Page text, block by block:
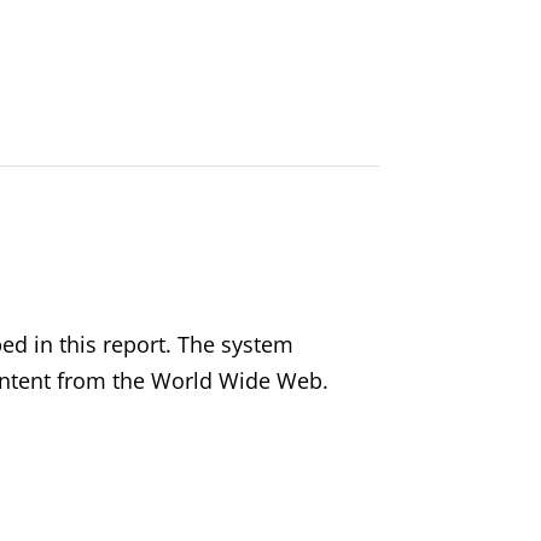
in this report. The system
from the World Wide Web.